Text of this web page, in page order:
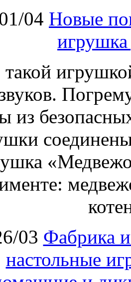
04 Новые
из
03 Фабрика
настольные